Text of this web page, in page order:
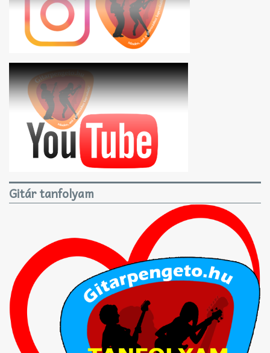
Gitár tanfolyam